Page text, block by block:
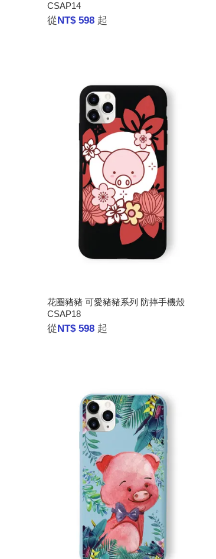
CSAP14
從 NT$ 598 起
花圈豬豬 可愛豬豬系列 防摔手機殼
CSAP18
從 NT$ 598 起